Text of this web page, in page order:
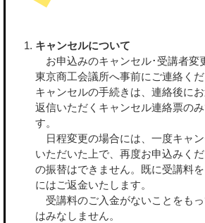
キャンセルについて
お申込みのキャンセル･受講者変
東京商工会議所へ事前にご連絡くだ
キャンセルの手続きは、連絡後に
返信いただくキャンセル連絡票の
す。
日程変更の場合には、一度キャ
いただいた上で、再度お申込みく
の振替はできません。既に受講料
にはご返金いたします。
受講料のご入金がないことをも
はみなしません。